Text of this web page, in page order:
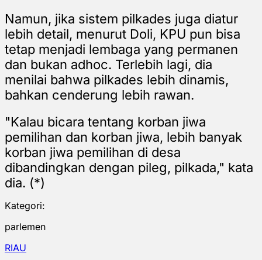
Namun, jika sistem pilkades juga diatur
lebih detail, menurut Doli, KPU pun bisa
tetap menjadi lembaga yang permanen
dan bukan adhoc. Terlebih lagi, dia
menilai bahwa pilkades lebih dinamis,
bahkan cenderung lebih rawan.
"Kalau bicara tentang korban jiwa
pemilihan dan korban jiwa, lebih banyak
korban jiwa pemilihan di desa
dibandingkan dengan pileg, pilkada," kata
dia. (*)
Kategori:
parlemen
RIAU